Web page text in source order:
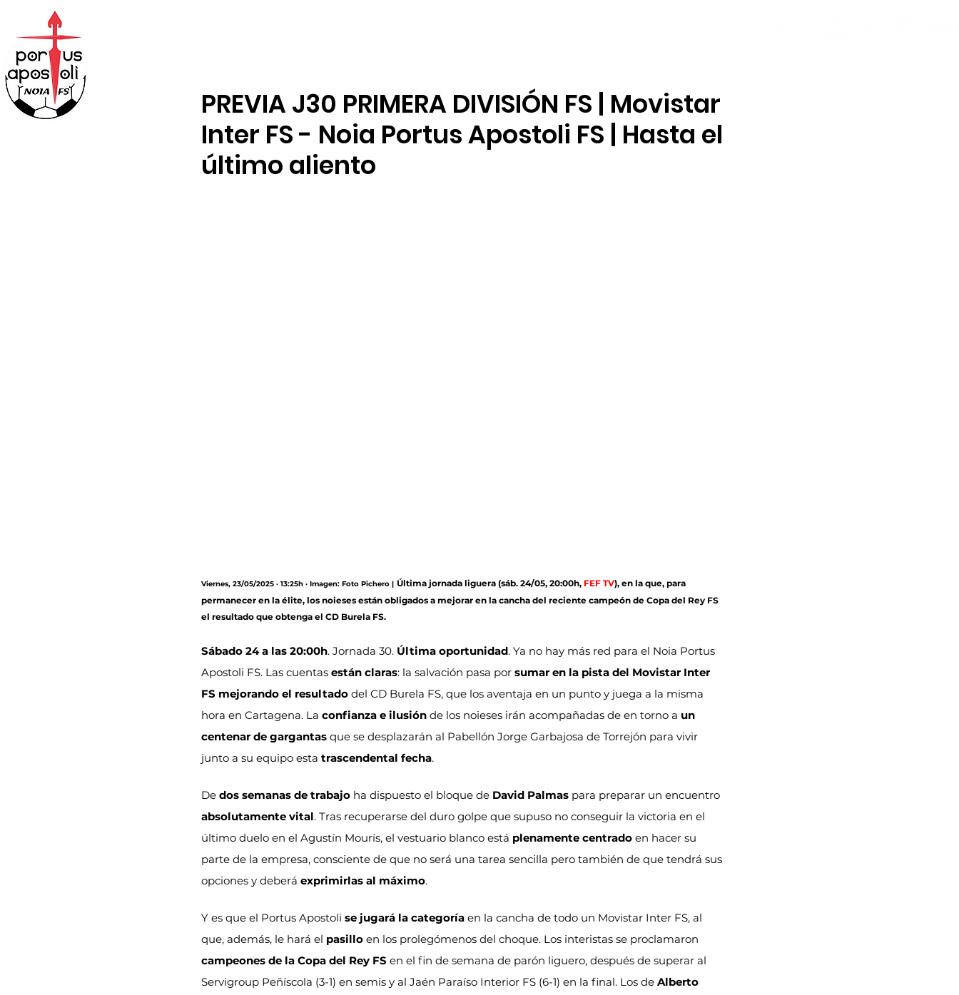
PREVIA J30 PRIMERA DIVISIÓN FS | Movistar
Inter FS - Noia Portus Apostoli FS | Hasta el
último aliento
Viernes, 23/05/2025 · 13:25h · Imagen: Foto Pichero | Última jornada liguera (sáb. 24/05, 20:00h, FEF TV), en la que, para
permanecer en la élite, los noieses están obligados a mejorar en la cancha del reciente campeón de Copa del Rey FS
el resultado que obtenga el CD Burela FS.
Sábado 24 a las 20:00h. Jornada 30. Última oportunidad. Ya no hay más red para el Noia Portus
Apostoli FS. Las cuentas están claras: la salvación pasa por sumar en la pista del Movistar Inter
FS mejorando el resultado del CD Burela FS, que los aventaja en un punto y juega a la misma
hora en Cartagena. La confianza e ilusión de los noieses irán acompañadas de en torno a un
centenar de gargantas que se desplazarán al Pabellón Jorge Garbajosa de Torrejón para vivir
junto a su equipo esta trascendental fecha.
De dos semanas de trabajo ha dispuesto el bloque de David Palmas para preparar un encuentro
absolutamente vital. Tras recuperarse del duro golpe que supuso no conseguir la victoria en el
último duelo en el Agustín Mourís, el vestuario blanco está plenamente centrado en hacer su
parte de la empresa, consciente de que no será una tarea sencilla pero también de que tendrá sus
opciones y deberá exprimirlas al máximo.
Y es que el Portus Apostoli se jugará la categoría en la cancha de todo un Movistar Inter FS, al
que, además, le hará el pasillo en los prolegómenos del choque. Los interistas se proclamaron
campeones de la Copa del Rey FS en el fin de semana de parón liguero, después de superar al
Servigroup Peñíscola (3-1) en semis y al Jaén Paraíso Interior FS (6-1) en la final. Los de Alberto